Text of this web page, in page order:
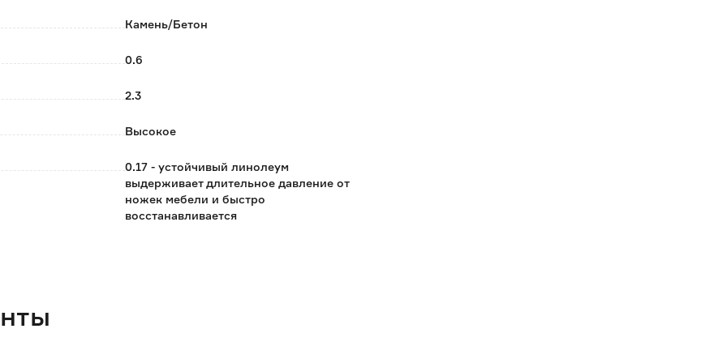
на водяной основе (до 27 °C);
партии к партии.
вашего устройства.
в зависимости от окружающего освещения.
Камень/Бетон
0.6
2.3
Высокое
0.17 - устойчивый линолеум
выдерживает длительное давление от
ножек мебели и быстро
восстанавливается